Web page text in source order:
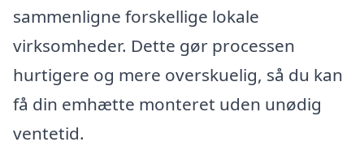
sammenligne forskellige lokale
virksomheder. Dette gør processen
hurtigere og mere overskuelig, så du kan
få din emhætte monteret uden unødig
ventetid.